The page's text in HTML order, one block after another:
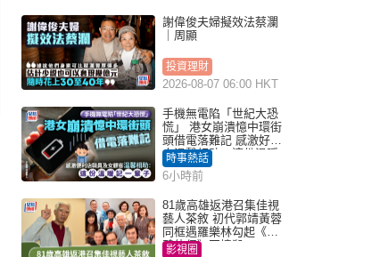
謝偉俊夫婦擬效法蔡瀾
｜周顯
投資理財
2026-08-07 06:00 HKT
手機無電陷「世紀大恐
慌」 港女崩潰憶中環街
頭借電落難記 感激好心
人溫馨相助：這份溫暖
記一輩子｜Juicy叮
時事熱話
6小時前
81歲高雄返港召集佳視
藝人茶敘 初代郭靖黃蓉
同框遇羅樂林勾起《神
鵰俠侶》回憶殺
影視圈